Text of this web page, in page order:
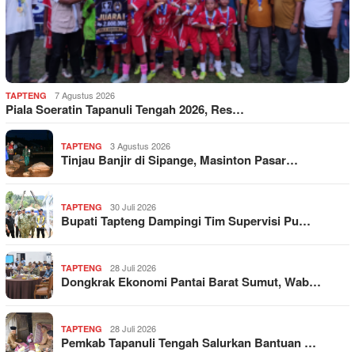
TAPTENG 7 Agustus 2026
Piala Soeratin Tapanuli Tengah 2026, Res…
TAPTENG 3 Agustus 2026
Tinjau Banjir di Sipange, Masinton Pasar…
TAPTENG 30 Juli 2026
Bupati Tapteng Dampingi Tim Supervisi Pu…
TAPTENG 28 Juli 2026
Dongkrak Ekonomi Pantai Barat Sumut, Wab…
TAPTENG 28 Juli 2026
Pemkab Tapanuli Tengah Salurkan Bantuan …